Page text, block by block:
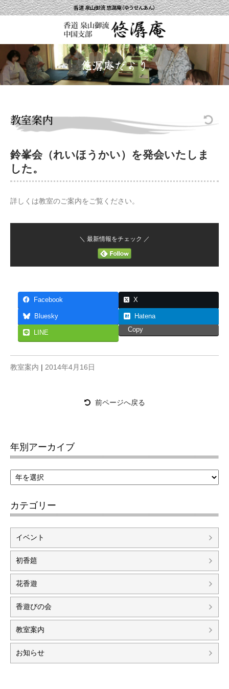
香道 泉山御流 悠潺庵（ゆうせんあん）
悠潺庵だより
教室案内
鈴峯会（れいほうかい）を発会いたしま
した。
詳しくは教室のご案内をご覧ください。
＼ 最新情報をチェック ／
Facebook X
Bluesky Hatena
LINE Copy
教室案内 | 2014年4月16日
前ページへ戻る
年別アーカイブ
カテゴリー
イベント
初香筵
花香遊
香遊びの会
教室案内
お知らせ